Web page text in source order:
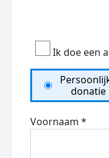
Ik doe een
donatie
Voornaam *